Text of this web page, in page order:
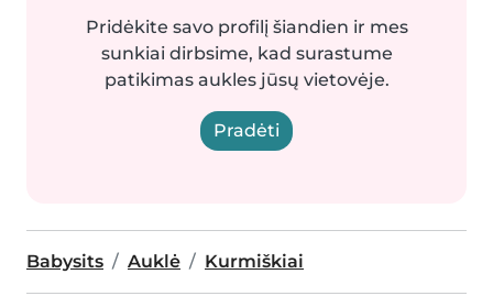
Pridėkite savo profilį šiandien ir mes
sunkiai dirbsime, kad surastume
patikimas aukles jūsų vietovėje.
Pradėti
Babysits Auklė Kurmiškiai